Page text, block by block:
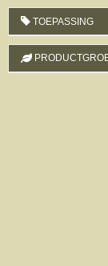
TOEPASSING